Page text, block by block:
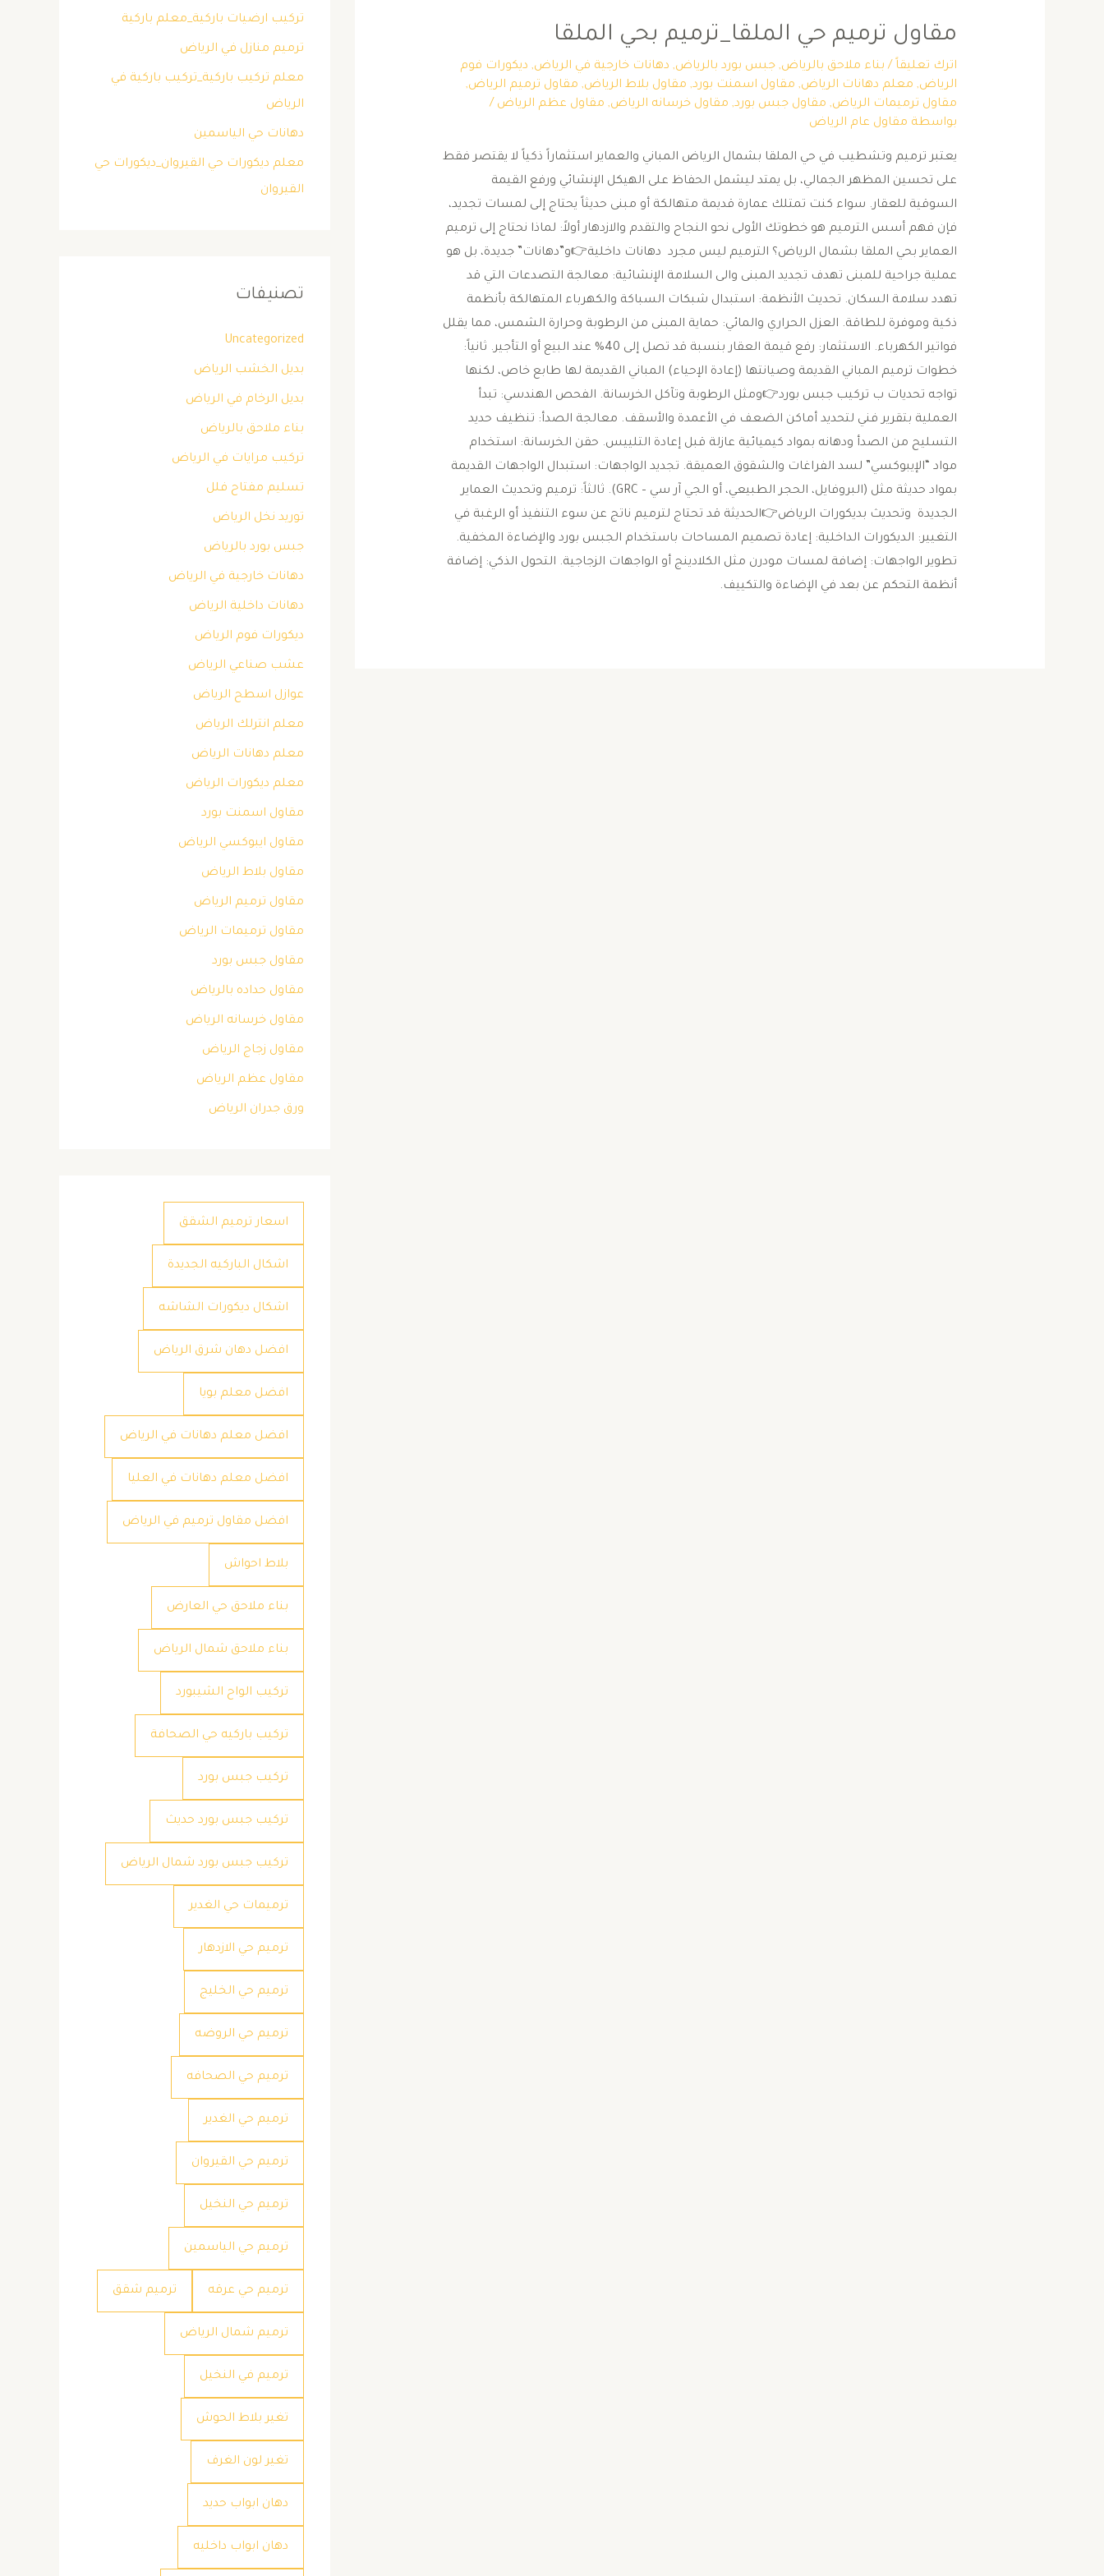
مقاول ترميم حي الملقا_ترميم بحي الملقا
اترك تعليقاً / بناء ملاحق بالرياض, جبس بورد بالرياض, دهانات خارجية في الرياض, ديكورات فوم
الرياض, معلم دهانات الرياض, مقاول اسمنت بورد, مقاول بلاط الرياض, مقاول ترميم الرياض,
مقاول ترميمات الرياض, مقاول جبس بورد, مقاول خرسانه الرياض, مقاول عظم الرياض /
بواسطة مقاول عام الرياض
​يعتبر ترميم وتشطيب في حي الملقا بشمال الرياض المباني والعماير استثماراً ذكياً لا يقتصر فقط
على تحسين المظهر الجمالي، بل يمتد ليشمل الحفاظ على الهيكل الإنشائي ورفع القيمة
السوقية للعقار. سواء كنت تمتلك عمارة قديمة متهالكة أو مبنى حديثاً يحتاج إلى لمسات تجديد،
فإن فهم أسس الترميم هو خطوتك الأولى نحو النجاح والتقدم والازدهار ​أولاً: لماذا نحتاج إلى ترميم
العماير بحي الملقا بشمال الرياض؟ ​الترميم ليس مجرد دهانات داخلية👉و”دهانات” جديدة، بل هو
عملية جراحية للمبنى تهدف تجديد المبنى والى ​السلامة الإنشائية: معالجة التصدعات التي قد
تهدد سلامة السكان. ​تحديث الأنظمة: استبدال شبكات السباكة والكهرباء المتهالكة بأنظمة
ذكية وموفرة للطاقة. ​العزل الحراري والمائي: حماية المبنى من الرطوبة وحرارة الشمس، مما يقلل
فواتير الكهرباء. ​الاستثمار: رفع قيمة العقار بنسبة قد تصل إلى 40% عند البيع أو التأجير. ​ثانياً:
خطوات ترميم المباني القديمة وصيانتها (إعادة الإحياء) ​المباني القديمة لها طابع خاص، لكنها
تواجه تحديات ب تركيب جبس بورد👉ومثل الرطوبة وتآكل الخرسانة. ​الفحص الهندسي: تبدأ
العملية بتقرير فني لتحديد أماكن الضعف في الأعمدة والأسقف. ​معالجة الصدأ: تنظيف حديد
التسليح من الصدأ ودهانه بمواد كيميائية عازلة قبل إعادة التلييس. ​حقن الخرسانة: استخدام
مواد “الإيبوكسي” لسد الفراغات والشقوق العميقة. ​تجديد الواجهات: استبدال الواجهات القديمة
بمواد حديثة مثل (البروفايل، الحجر الطبيعي، أو الجي آر سي – GRC). ​ثالثاً: ترميم وتحديث العماير
الجديدة ​ وتحديث بديكورات الرياض👉الحديثة قد تحتاج لترميم ناتج عن سوء التنفيذ أو الرغبة في
التغيير: ​الديكورات الداخلية: إعادة تصميم المساحات باستخدام الجبس بورد والإضاءة المخفية. ​
تطوير الواجهات: إضافة لمسات مودرن مثل الكلادينج أو الواجهات الزجاجية. ​التحول الذكي: إضافة
أنظمة التحكم عن بعد في الإضاءة والتكييف.
تركيب ارضيات باركية_معلم باركية
ترميم منازل في الرياض
معلم تركيب باركية_تركيب باركية في
الرياض
دهانات حي الياسمين
معلم ديكورات حي القيروان_ديكورات حي
القيروان
تصنيفات
Uncategorized
بديل الخشب الرياض
بديل الرخام في الرياض
بناء ملاحق بالرياض
تركيب مرايات في الرياض
تسليم مفتاح فلل
توريد نخل الرياض
جبس بورد بالرياض
دهانات خارجية في الرياض
دهانات داخلية الرياض
ديكورات فوم الرياض
عشب صناعي الرياض
عوازل اسطح الرياض
معلم انترلك الرياض
معلم دهانات الرياض
معلم ديكورات الرياض
مقاول اسمنت بورد
مقاول ايبوكسي الرياض
مقاول بلاط الرياض
مقاول ترميم الرياض
مقاول ترميمات الرياض
مقاول جبس بورد
مقاول حداده بالرياض
مقاول خرسانه الرياض
مقاول زجاج الرياض
مقاول عظم الرياض
ورق جدران الرياض
اسعار ترميم الشقق
اشكال الباركيه الجديدة
اشكال ديكورات الشاشه
افضل دهان شرق الرياض
افضل معلم بويا
افضل معلم دهانات في الرياض
افضل معلم دهانات في العليا
افضل مقاول ترميم في الرياض
بلاط احواش
بناء ملاحق حي العارض
بناء ملاحق شمال الرياض
تركيب الواح الشيبورد
تركيب باركيه حي الصحافة
تركيب جبس بورد
تركيب جبس بورد حديث
تركيب جبس بورد شمال الرياض
ترميمات حي الغدير
ترميم حي الازدهار
ترميم حي الخليج
ترميم حي الروضه
ترميم حي الصحافه
ترميم حي الغدير
ترميم حي القيروان
ترميم حي النخيل
ترميم حي الياسمين
ترميم حي عرقه ترميم شقق
ترميم شمال الرياض
ترميم في النخيل
تغير بلاط الحوش
تغير لون الغرف
دهان ابواب حديد
دهان ابواب داخليه